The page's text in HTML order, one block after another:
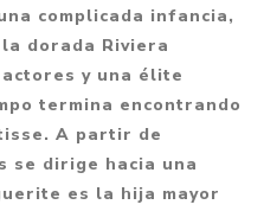
complicada infancia,
dorada Riviera
y una élite
termina encontrando
A partir de
se dirige hacia una
es la hija mayor